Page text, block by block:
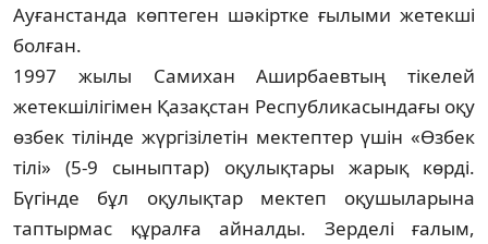
Ауғанстанда көптеген шәкіртке ғылыми жетекші
болған.
1997 жылы Самихан Аширбаевтың тіке­лей
жетекшілігімен Қазақстан Республика­сындағы оқу
өзбек тілінде жүргізілетін мектептер үшін «Өзбек
тілі» (5-9 сыныптар) оқулықтары жарық көрді.
Бүгінде бұл оқулықтар мектеп оқушыларына
таптырмас құралға айналды. Зерделі ғалым,